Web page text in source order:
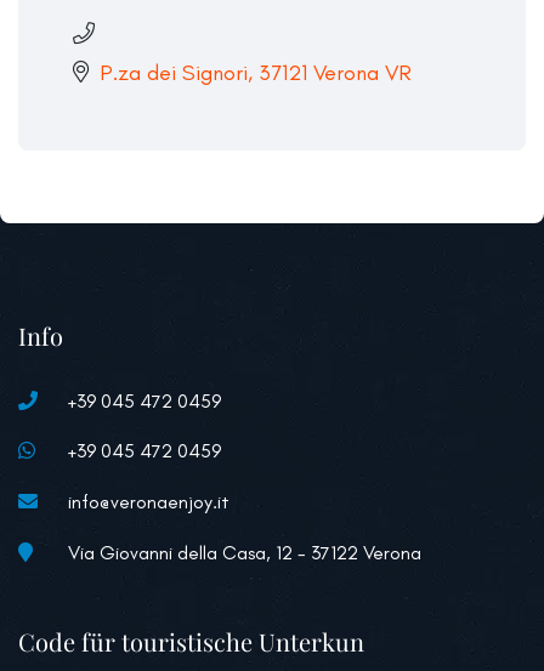
P.za dei Signori, 37121 Verona VR
Info
+39 045 472 0459
+39 045 472 0459
info@veronaenjoy.it
Via Giovanni della Casa, 12 - 37122 Verona
Code für touristische Unterkun